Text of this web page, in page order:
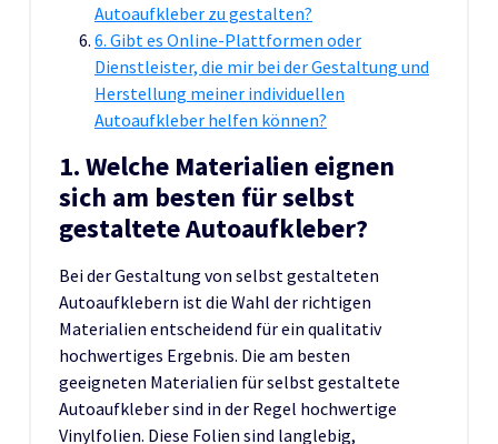
Autoaufkleber zu gestalten?
6. Gibt es Online-Plattformen oder
Dienstleister, die mir bei der Gestaltung und
Herstellung meiner individuellen
Autoaufkleber helfen können?
1. Welche Materialien eignen
sich am besten für selbst
gestaltete Autoaufkleber?
Bei der Gestaltung von selbst gestalteten
Autoaufklebern ist die Wahl der richtigen
Materialien entscheidend für ein qualitativ
hochwertiges Ergebnis. Die am besten
geeigneten Materialien für selbst gestaltete
Autoaufkleber sind in der Regel hochwertige
Vinylfolien. Diese Folien sind langlebig,